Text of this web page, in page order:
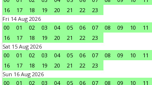
16
17 18 19 20 21 22
23
Fri 14 Aug 2026
00
01 02 03 04 05 06 07 08 09 10 11
16
17 18 19 20 21 22
23
Sat 15 Aug 2026
00
01 02 03 04 05 06 07 08 09 10 11
16
17 18 19 20 21 22
23
Sun 16 Aug 2026
00
01 02 03 04 05 06 07 08 09 10 11